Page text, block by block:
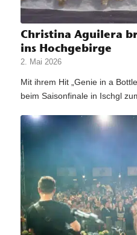
Christina Aguilera
ins Hochgebirge
2. Mai 2026
Mit ihrem Hit „Genie in a
beim Saisonfinale in Ischgl